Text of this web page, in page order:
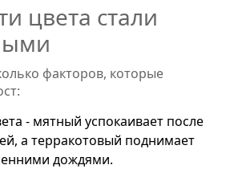
цвета стали
факторов, которые
- мятный успокаивает после
а терракотовый поднимает
дождями.